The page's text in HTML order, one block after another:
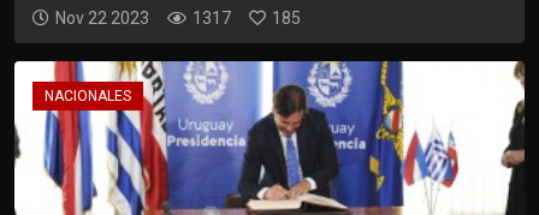
Nov 22 2023 1317 185
NACIONALES